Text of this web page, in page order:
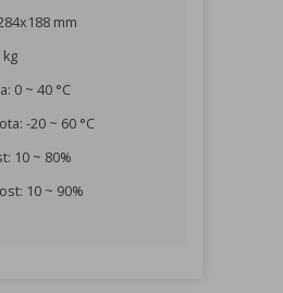
mm
0 ~ 40 °C
-20 ~ 60 °C
10 ~ 80%
10 ~ 90%